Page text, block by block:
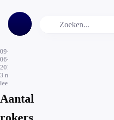
09-
06-
2016
3 min.
leestijd
Aantal